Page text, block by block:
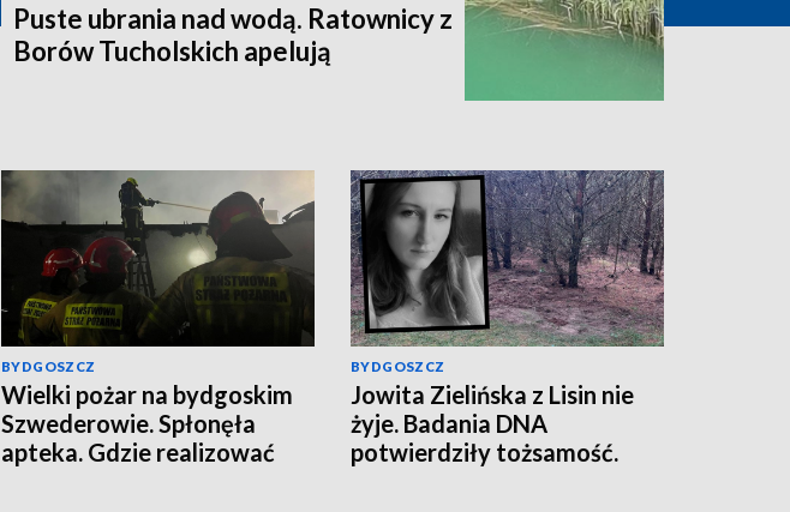
Puste ubrania nad wodą. Ratownicy z
Borów Tucholskich apelują
BYDGOSZCZ
Wielki pożar na bydgoskim
Szwederowie. Spłonęła
apteka. Gdzie realizować
BYDGOSZCZ
Jowita Zielińska z Lisin nie
żyje. Badania DNA
potwierdziły tożsamość.